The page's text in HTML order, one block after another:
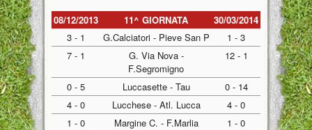
08/12/2013 11^ GIORNATA
30/03/2014
3 - 1
G.Calciatori - Pieve San P
1 - 3
7 - 1
G. Via Nova -
F.Segromigno
12 - 1
0 - 5 Luccasette - Tau
0 - 14
4 - 0
Lucchese - Atl. Lucca
4 - 0
1 - 0
Margine C. - F.Marlia
1 - 0